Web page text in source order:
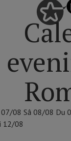
07/08 Sâ 08/08 Du
12/08